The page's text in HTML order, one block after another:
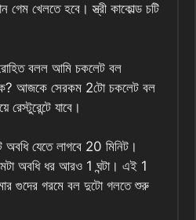
খেলতে হবে। স্ত্রী কাকোল্ড চটি
বলল আমি চকলেট বল
আজকে সেরকম 2টো চকলেট বল
রেস্টুরেন্টে যাবে।
অবধি যেতে লাগবে 20 মিনিট।
অবধি ধর আরও 1 ঘন্টা। এই 1
গুদের গরমে বল দুটো গলতে শুরু